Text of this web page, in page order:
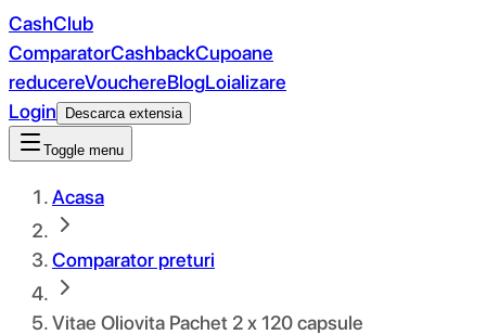
CashClub
ComparatorCashbackCupoane
reducereVouchereBlogLoializare
Login
Descarca extensia
Toggle menu
Acasa
Comparator preturi
Vitae Oliovita Pachet 2 x 120 capsule